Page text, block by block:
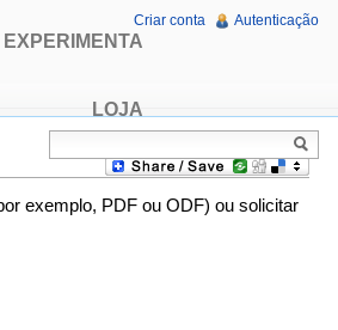
exemplo, PDF ou ODF) ou solicitar
EXPERIMENTA
LOJA
Criar conta Autenticação